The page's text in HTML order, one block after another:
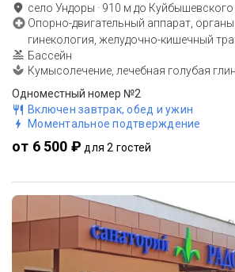
село Ундоры · 910 м до
Опорно-двигательный аппарат, органы
гинекология, желудочно-кишечный
Бассейн
Кумысолечение, лечебная голубая
Одноместный номер №2
Включен завтрак, обед и ужин
Моментальное подтверждение
от 6 500 ₽ для 2 гостей